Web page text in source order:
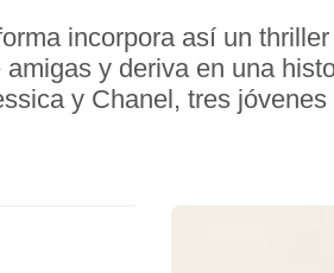
incorpora así un thriller
y deriva en una
y Chanel, tres jóvenes